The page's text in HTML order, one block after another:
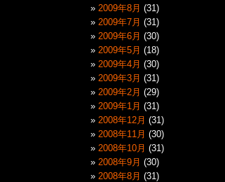
2009年8月 (31)
2009年7月 (31)
2009年6月 (30)
2009年5月 (18)
2009年4月 (30)
2009年3月 (31)
2009年2月 (29)
2009年1月 (31)
2008年12月 (31)
2008年11月 (30)
2008年10月 (31)
2008年9月 (30)
2008年8月 (31)